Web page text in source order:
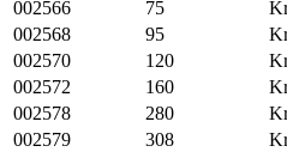
002566
75
002568
95
002570
120
002572
160
002578
280
002579
308